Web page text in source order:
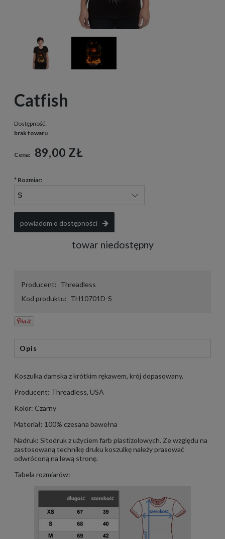
Catfish
Dostępność:
brak towaru
Cena: 89,00 ZŁ
* Rozmiar:
powiadom o dostępności
towar niedostępny
Producent: Threadless
Kod produktu: TH10701D-S
Opis
Koszulka damska z krótkim rękawem, krój dopasowany.
Producent: Threadless, USA
Kolor: Czarny
Materiał: 100% czesana bawełna
Nadruk: Sitodruk z użyciem farb plastizolowych. Ze względu na
zastosowaną technikę druku koszulkę należy prasować
odwróconą na lewą stronę.
Tabela rozmiarów: